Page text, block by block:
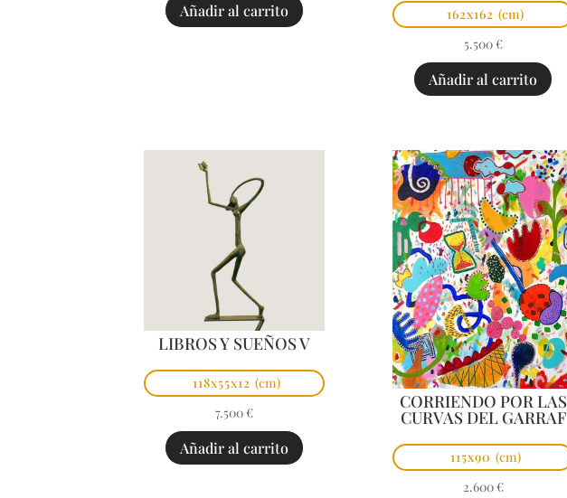
Añadir al carrito 162x162 (cm)
5.500 €
Añadir al carrito
LIBROS Y SUEÑOS V
118x55x12 (cm)
7.500 €
Añadir al carrito
CORRIENDO POR LAS
CURVAS DEL GARRAF
115x90 (cm)
2.600 €